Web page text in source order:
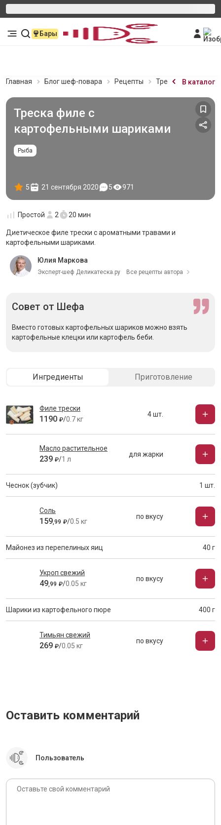
Бары
Главная Блог шеф-повара Рецепты Треска филе с
В каталог
Треска филе с
картофельными шариками
Рыба
5 21 сентября 2020 5 971
Простой 2 20 мин
Диетическое филе трески с ароматными травами и
картофельными шариками.
Юлия Маркова
Эксперт-шеф Деликатеска.ру Все рецепты автора
Совет от Шефа
Вместо готовых картофельных шариков можно взять
картофельные клецки или картофель беби.
Ингредиенты Приготовление
Филе трески
1190 ₽/0.7 кг
4 шт.
Масло растительное
239 ₽/1 л
для жарки
Чеснок (зубчик) 1 шт.
Соль
159,99 ₽/0.5 кг
по вкусу
Майонез из перепелиных яиц 40 г
Укроп свежий
49,99 ₽/0.05 кг
по вкусу
Шарики из картофельного пюре 400 г
Тимьян свежий
269 ₽/0.05 кг
по вкусу
Оставить комментарий
Пользователь